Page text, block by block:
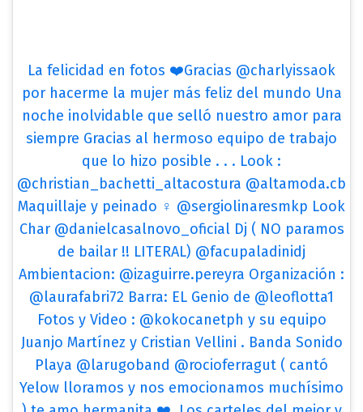
La felicidad en fotos ❤️Gracias @charlyissaok
por hacerme la mujer más feliz del mundo Una
noche inolvidable que selló nuestro amor para
siempre Gracias al hermoso equipo de trabajo
que lo hizo posible . . . Look :
@christian_bachetti_altacostura @altamoda.cb
Maquillaje y peinado ♀️ @sergiolinaresmkp Look
Char @danielcasalnovo_oficial Dj ( NO paramos
de bailar !! LITERAL) @facupaladinidj
Ambientacion: @izaguirre.pereyra Organización :
@laurafabri72 Barra: EL Genio de @leoflotta1
Fotos y Video : @kokocanetph y su equipo
Juanjo Martínez y Cristian Vellini . Banda Sonido
Playa @larugoband @rocioferragut ( cantó
Yelow lloramos y nos emocionamos muchísimo